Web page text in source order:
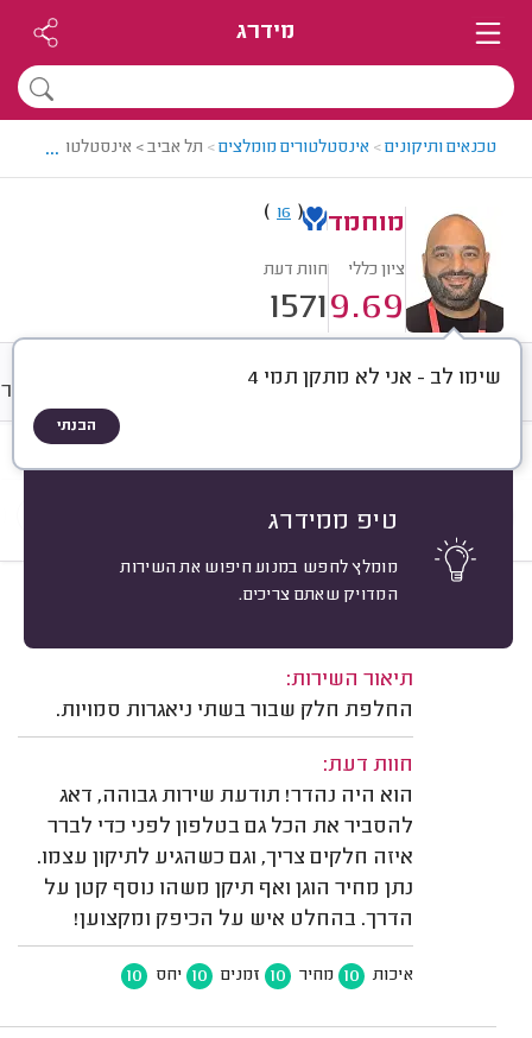
מידרג
טכנאים ותיקונים> אינסטלטורים מומלצים> תל אביב > אינסטלטור מומלץ
...
מוחמד (
16
)
ציון כללי
9.69
חוות דעת
1571
שימו לב - אני לא מתקן תמי 4
הבנתי
טיפ ממידרג
מומלץ לחפש במנוע חיפוש את השירות
המדויק שאתם צריכים.
חוות דעת מחירים
סוגי סתימות
קרן א. תל אביב.
תיאור השירות:
החלפת חלק שבור בשתי ניאגרות סמויות.
חוות דעת:
הוא היה נהדר! תודעת שירות גבוהה, דאג
להסביר את הכל גם בטלפון לפני כדי לברר
איזה חלקים צריך, וגם כשהגיע לתיקון עצמו.
נתן מחיר הוגן ואף תיקן משהו נוסף קטן על
הדרך. בהחלט איש על הכיפק ומקצוען!
איכות 10 מחיר 10 זמנים 10 יחס 10